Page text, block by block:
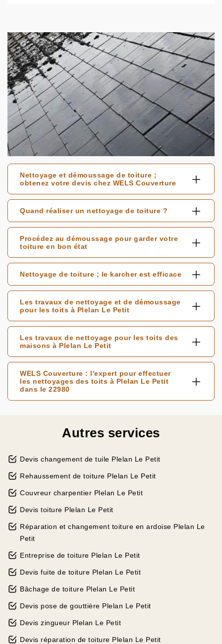
Nettoyage et démoussage de toiture ;
obtenez votre devis chez WELS Couverture
Quand réaliser un nettoyage de toiture ?
Procédez au démoussage pour garder votre
toiture en bon état
Nettoyage de toiture ; le karcher est efficace
Les travaux de nettoyage et de démoussage
pour les toits à Plelan Le Petit
Les travaux de nettoyage pour les toits des
maisons à Plelan Le Petit
WELS Couverture : l'expert pour effectuer
les nettoyages des toits à Plelan Le Petit
dans le 22980
Autres services
Devis changement de tuile Plelan Le Petit
Rehaussement de toiture Plelan Le Petit
Couvreur charpentier Plelan Le Petit
Devis toiture Plelan Le Petit
Réparation et changement toiture en ardoise Plelan Le
Petit
Entreprise de toiture Plelan Le Petit
Devis fuite de toiture Plelan Le Petit
Bâchage de toiture Plelan Le Petit
Devis pose de gouttière Plelan Le Petit
Devis zingueur Plelan Le Petit
Devis réparation de toiture Plelan Le Petit